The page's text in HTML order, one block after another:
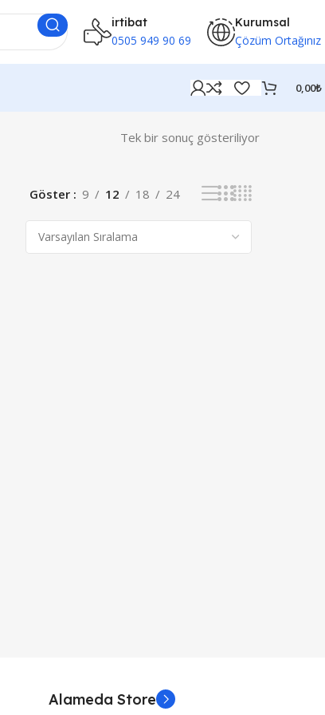
irtibat
0505 949 90 69
Kurumsal
Çözüm Ortağınız
0,00₺
Tek bir sonuç gösteriliyor
Göster 9 12 18 24
Alameda Store